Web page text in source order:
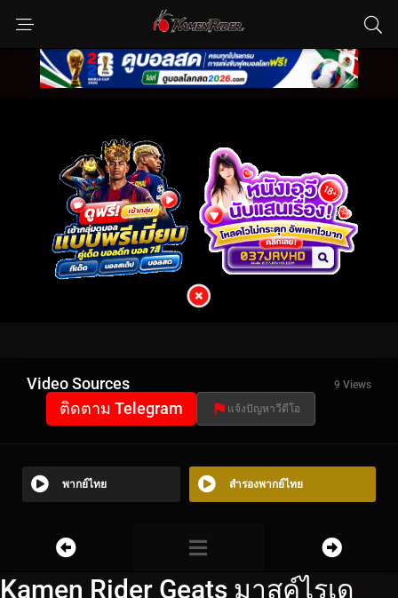
Video Sources 9 Views
ติดตาม Telegram แจ้งปัญหาวีดีโอ
พากย์ไทย สำรองพากย์ไทย
Kamen Rider Geats มาสค์ไรเด